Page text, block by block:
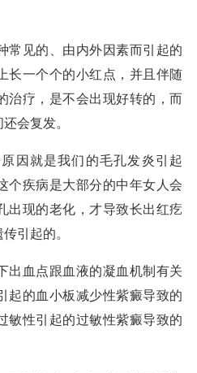
常见的、由内外因素而引起的
长一个个的小红点，并且伴随
治疗，是不会出现好转的，而
会复发。
因就是我们的毛孔发炎引起
个疾病是大部分的中年女人会
出现的老化，才导致长出红疙
引起的。
出血点跟血液的凝血机制有关
起的血小板减少性紫癜导致的
敏性引起的过敏性紫癜导致的